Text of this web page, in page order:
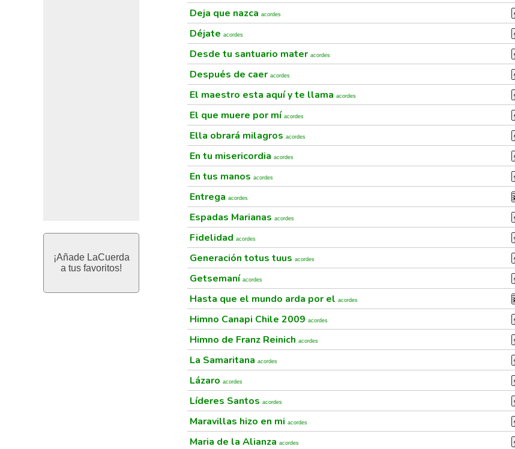
¡Añade LaCuerda
a tus favoritos!
Deja que nazca acordes
Déjate acordes
Desde tu santuario mater acordes
Después de caer acordes
El maestro esta aquí y te llama acordes
El que muere por mí acordes
Ella obrará milagros acordes
En tu misericordia acordes
En tus manos acordes
Entrega acordes
Espadas Marianas acordes
Fidelidad acordes
Generación totus tuus acordes
Getsemaní acordes
Hasta que el mundo arda por el acordes
Himno Canapi Chile 2009 acordes
Himno de Franz Reinich acordes
La Samaritana acordes
Lázaro acordes
Líderes Santos acordes
Maravillas hizo en mi acordes
Maria de la Alianza acordes